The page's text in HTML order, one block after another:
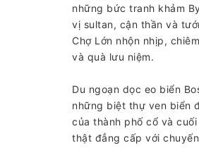
những bức tranh khảm
vị sultan, cận thần và
Chợ Lớn nhộn nhịp,
và quà lưu niệm.
Du ngoạn dọc eo biển
những biệt thự ven biển
của thành phố cổ và
thật đẳng cấp với